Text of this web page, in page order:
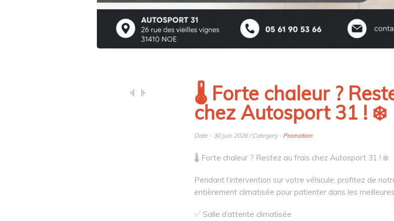
🌡️ Forte chaleur ?
chez Autosport 31 ! ❄️
Date - 30 juin 2026 / Category - Promotion
🌡️ Forte chaleur ? Restez au frais chez Autosport 31 ! ❄️
Pendant l’intervention sur votre véhicule, profitez de
entièrement climatisée pour patienter dans les
✅ Salle d’attente climatisée